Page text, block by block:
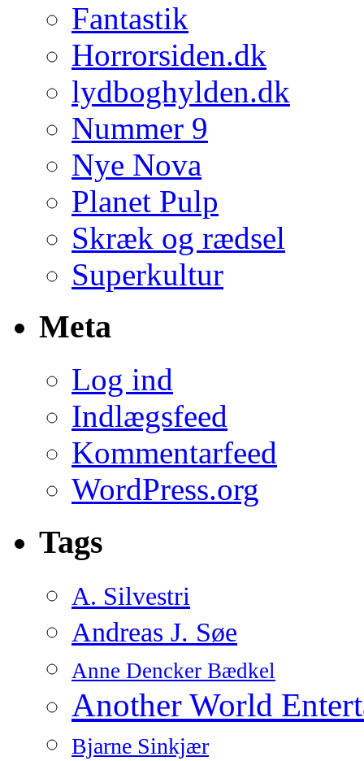
Fantastik
Horrorsiden.dk
lydboghylden.dk
Nummer 9
Nye Nova
Planet Pulp
Skræk og rædsel
Superkultur
Meta
Log ind
Indlægsfeed
Kommentarfeed
WordPress.org
Tags
A. Silvestri
Andreas J. Søe
Anne Dencker Bædkel
Another World
Bjarne Sinkjær